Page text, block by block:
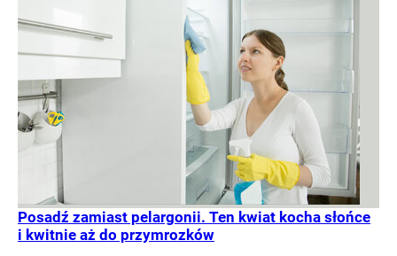
Posadź zamiast pelargonii. Ten kwiat kocha słońce
i kwitnie aż do przymrozków